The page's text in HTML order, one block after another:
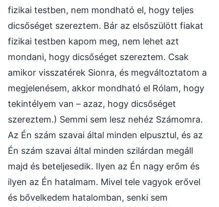
fizikai testben, nem mondható el, hogy teljes
dicsőséget szereztem. Bár az elsőszülött fiakat
fizikai testben kapom meg, nem lehet azt
mondani, hogy dicsőséget szereztem. Csak
amikor visszatérek Sionra, és megváltoztatom a
megjelenésem, akkor mondható el Rólam, hogy
tekintélyem van – azaz, hogy dicsőséget
szereztem.) Semmi sem lesz nehéz Számomra.
Az Én szám szavai által minden elpusztul, és az
Én szám szavai által minden szilárdan megáll
majd és beteljesedik. Ilyen az Én nagy erőm és
ilyen az Én hatalmam. Mivel tele vagyok erővel
és bővelkedem hatalomban, senki sem